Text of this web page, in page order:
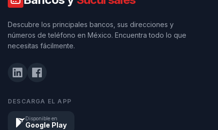
Descubre los principales bancos, sus direcciones y
números de teléfono en México. Encuentra todo lo que
necesitas fácilmente.
DESCARGA EL APP
Disponible en
Google Play